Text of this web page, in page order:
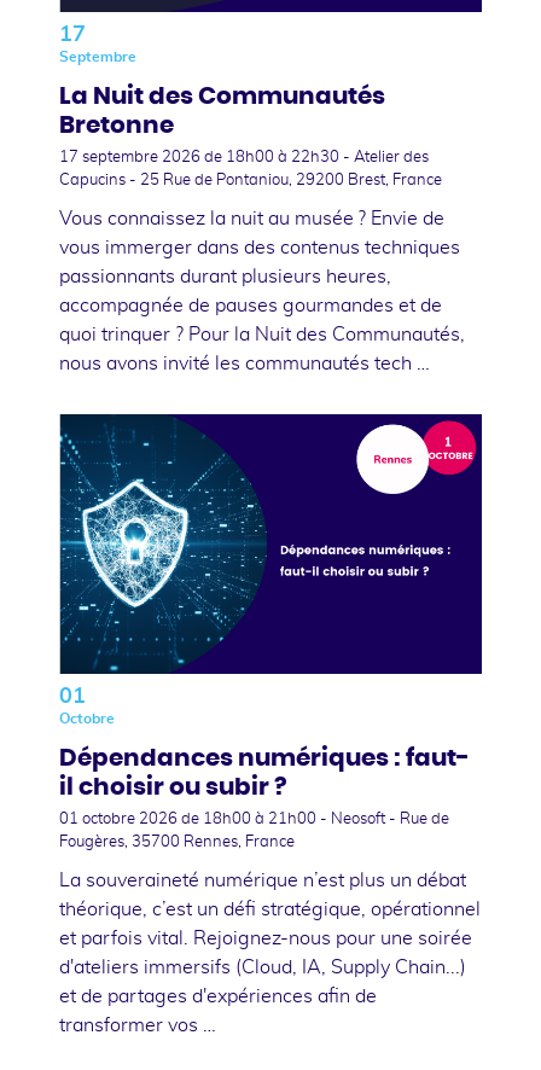
17
Septembre
La Nuit des Communautés
Bretonne
17 septembre 2026 de 18h00 à 22h30 - Atelier des
Capucins - 25 Rue de Pontaniou, 29200 Brest, France
Vous connaissez la nuit au musée ? Envie de
vous immerger dans des contenus techniques
passionnants durant plusieurs heures,
accompagnée de pauses gourmandes et de
quoi trinquer ? Pour la Nuit des Communautés,
nous avons invité les communautés tech …
01
Octobre
Dépendances numériques : faut-
il choisir ou subir ?
01 octobre 2026 de 18h00 à 21h00 - Neosoft - Rue de
Fougères, 35700 Rennes, France
La souveraineté numérique n’est plus un débat
théorique, c’est un défi stratégique, opérationnel
et parfois vital. Rejoignez-nous pour une soirée
d'ateliers immersifs (Cloud, IA, Supply Chain...)
et de partages d'expériences afin de
transformer vos …